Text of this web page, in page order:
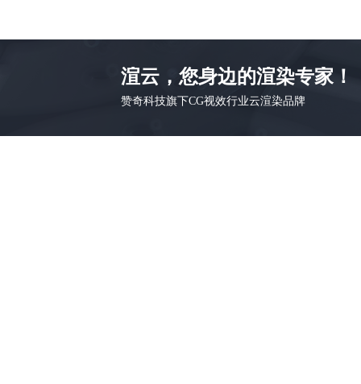
渲云，您身边的渲染专家！
赞奇科技旗下CG视效行业云渲染品牌